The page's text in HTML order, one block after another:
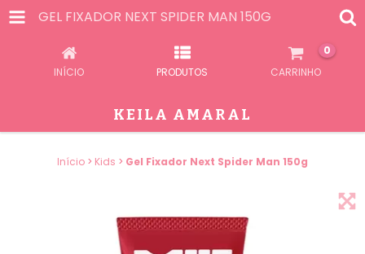
GEL FIXADOR NEXT SPIDER MAN 150G
INÍCIO PRODUTOS CARRINHO
0
KEILA AMARAL
Início > Kids > Gel Fixador Next Spider Man 150g